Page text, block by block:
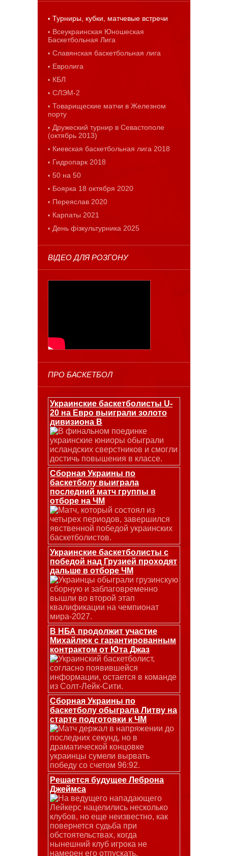
Турниры, кубки, матчевые встречи
Всеукраинская Юношеская
Баскетбольная Лига
Славянская баскетбольная лига
Евролига
КБЛ
СЛЭМ-2
Товарищеские матчи в Железном
порту
Дружеский турнир в Севастополе
(октябрь 2013)
Киевская баскетбольная лига 2018
Гидропарк 2018
50 на 50
Боярка 18 октября 2020
Переяслав 2020
Карпаты 2021
День фізкультурника 2025
ВІДЕО ДЛЯ РОЗГОНУ
ПРО БАСКЕТБОЛ
Украинские баскетболисты U-
20 на Евро выиграли золото
дивизиона В
В финальном поединке
украинские юниоры обыграли
исландских сверстников и смогли
достичь повышения в классе.
Сборная Украины по
баскетболу выиграла
последний матч группы в
отборе на ЧМ
Матч, который состоял из
четырех периодов, завершился
явственной победой украинских
баскетболистов.
Украинские баскетболисты с
победой над Грузией проходят
дальше в отборе ЧМ
Украинцы обыграли грузинскую
сборную и заблаговременно
вышли во второй этап
квалификации на чемпионат
мира-2027.
В НБА продолжит участие
Михайлюк с гарантированным
контрактом от Юта Джаз
Украинский баскетболист,
согласно появившейся
информации, остается в команде
из Солт-Лейк-Сити.
Сборная Украины по
баскетболу обыграла Литву на
старте подготовки к ЧМ
Матч держал в напряжении до
последних секунд, но в
драматической концовке
украинцы сумели вырвать
победу со счетом 96:92.
Решается будущее Леброна
Джеймса
На ведущего нападающего
Лейкерс нацелились несколько
клубов, но еще неизвестно, как
повернется судьба при
обстоятельствах, когда
нынешний клуб игрока не
намерен его отпускать.